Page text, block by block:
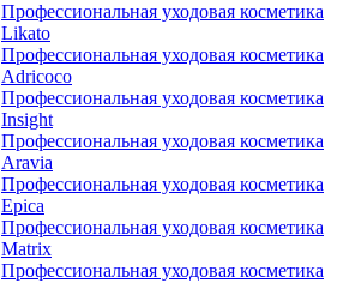
Профессиональная уходовая косметика
Likato
Профессиональная уходовая косметика
Adricoco
Профессиональная уходовая косметика
Insight
Профессиональная уходовая косметика
Aravia
Профессиональная уходовая косметика
Epica
Профессиональная уходовая косметика
Matrix
Профессиональная уходовая косметика